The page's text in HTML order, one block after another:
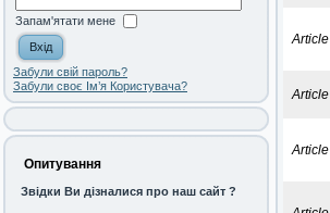
Запам'ятати мене
Забули свій пароль?
Забули своє Ім’я Користувача?
Опитування
Звідки Ви дізналися про наш сайт ?
Article
Article
Article